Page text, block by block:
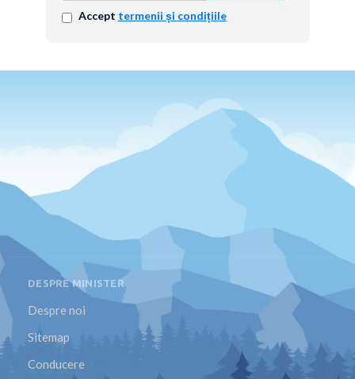
Accept termenii și condițiile
DESPRE MINISTER
Despre noi
Sitemap
Conducere